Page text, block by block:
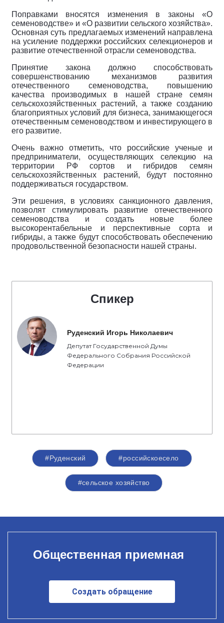
Поправками вносятся изменения в законы «О
семеноводстве» и «О развитии сельского хозяйства».
Основная суть предлагаемых изменений направлена
на усиление поддержки российских селекционеров и
развитие отечественной отрасли семеноводства.
Принятие закона должно способствовать
совершенствованию механизмов развития
отечественного семеноводства, повышению
качества производимых в нашей стране семян
сельскохозяйственных растений, а также созданию
благоприятных условий для бизнеса, занимающегося
отечественным семеноводством и инвестирующего в
его развитие.
Очень важно отметить, что российские ученые и
предприниматели, осуществляющих селекцию на
территории РФ сортов и гибридов семян
сельскохозяйственных растений, будут постоянно
поддерживаться государством.
Эти решения, в условиях санкционного давления,
позволят стимулировать развитие отечественного
семеноводства и создать новые более
высокорентабельные и перспективные сорта и
гибриды, а также будут способствовать обеспечению
продовольственной безопасности нашей страны.
Спикер
Руденский Игорь Николаевич
Депутат Государственной Думы
Федерального Собрания Российской
Федерации
#Руденский #российскоесело
#сельское хозяйство
Общественная приемная
Создать обращение